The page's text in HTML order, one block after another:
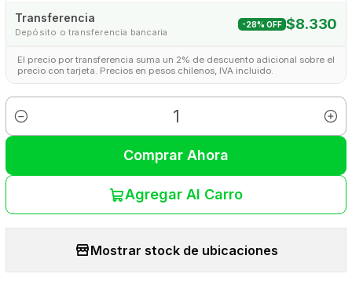
Transferencia
Depósito o transferencia bancaria
-28% OFF $8.330
El precio por transferencia suma un 2% de descuento adicional sobre el
precio con tarjeta. Precios en pesos chilenos, IVA incluido.
Cantidad
Agregar Al Carro
Comprar Ahora
Mostrar stock de ubicaciones